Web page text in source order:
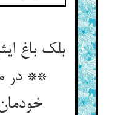
بلک باغ
** در